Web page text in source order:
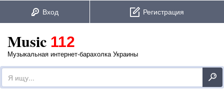
Music 112
Музыкальная интернет-барахолка Украины